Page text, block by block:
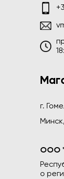
г.
ООО
о